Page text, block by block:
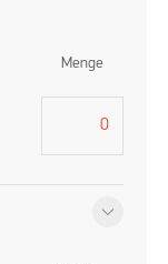
Menge